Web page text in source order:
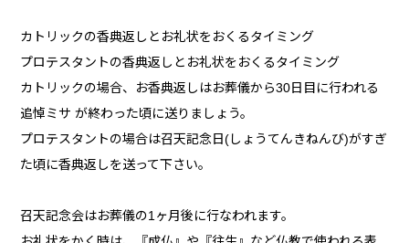
カトリックの香典返しとお礼状をおくるタイミング
プロテスタントの香典返しとお礼状をおくるタイミング
カトリックの場合、お香典返しはお葬儀から30日目に行われる
追悼ミサ が終わった頃に送りましょう。
プロテスタントの場合は召天記念日(しょうてんきねんび)がすぎ
た頃に香典返しを送って下さい。
召天記念会はお葬儀の1ヶ月後に行なわれます。